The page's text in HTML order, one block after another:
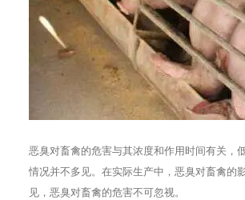
恶臭对畜禽的危害与其浓度和作用时间有关，
情况并不多见。在实际生产中，恶臭对畜禽的
见，恶臭对畜禽的危害不可忽视。